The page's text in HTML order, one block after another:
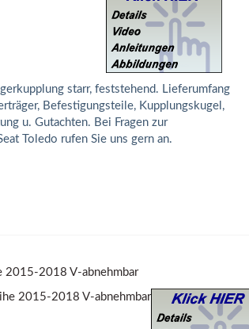
starr, feststehend. Lieferumfang
Befestigungsteile, Kupplungskugel,
u. Gutachten. Bei Fragen zur
Toledo rufen Sie uns gern an.
2015-2018 V-abnehmbar